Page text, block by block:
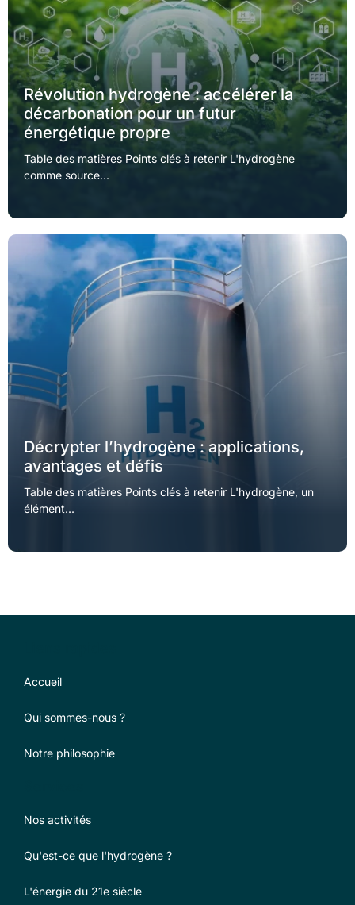
Révolution hydrogène : accélérer la
décarbonation pour un futur
énergétique propre
Table des matières Points clés à retenir L'hydrogène
comme source...
Décrypter l’hydrogène : applications,
avantages et défis
Table des matières Points clés à retenir L'hydrogène, un
élément...
Accueil
Qui sommes-nous ?
Notre philosophie
Nos activités
Qu'est-ce que l'hydrogène ?
L'énergie du 21e siècle